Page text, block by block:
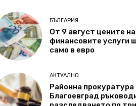
БЪЛГАРИЯ
От 9 август цените на
финансовите услуги
само в евро
АКТУАЛНО
Районна прокуратура
Благоевград